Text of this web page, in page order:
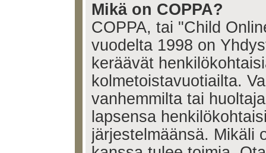
Mikä on COPPA?
COPPA, tai "Child
vuodelta 1998 on
keräävät
kolmetoistavuotiailta.
vanhemmilta tai
lapsensa
järjestelmäänsä. Mikäli